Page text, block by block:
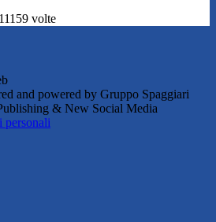
11159 volte
and powered by Gruppo Spaggiari
& New Social Media
personali